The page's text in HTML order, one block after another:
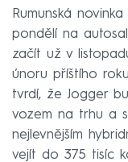
Rumunská
pondělí na
začít už v
únoru příštího
tvrdí, že Jogger
vozem na trhu a
nejlevnějším
vejít do 375 tisíc